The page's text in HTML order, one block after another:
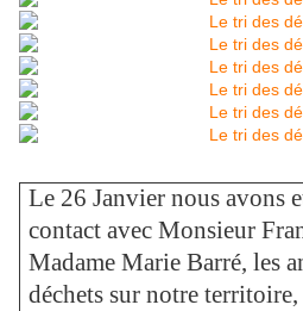
Le 26 Janvier nous avons
contact avec Monsieur
Madame Marie Barré, les
déchets sur notre